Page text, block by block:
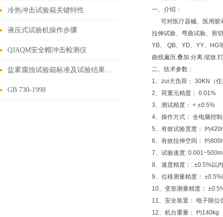
冷热冲击试验箱关键特性
液压式试验机操作步骤
QJAQM安全帽冲击检测仪
盐雾腐蚀试验箱标准及试验结果如何判定
GB 730-1998
一、 介绍：
可对医疗器械、医用胶
拉伸试验、弯曲试验、剪
YB、 QB、YD、YY、HG
曲线遍历.叠加.分离.缩放.
二、 技术参数：
1、zui大负荷： 30KN（
2、荷重元精度： 0.01%
3、测试精度： < ±0.5%
4、操作方式： 全电脑控
5、有效试验宽度： 约
6、有效拉伸空间： 约
7、试验速度:
8、速度精度：: ±0.5%以
9、位移测量精度：
10、变形测量精度：
11、安全装置： 电子限
12、机台重量： 约140kg